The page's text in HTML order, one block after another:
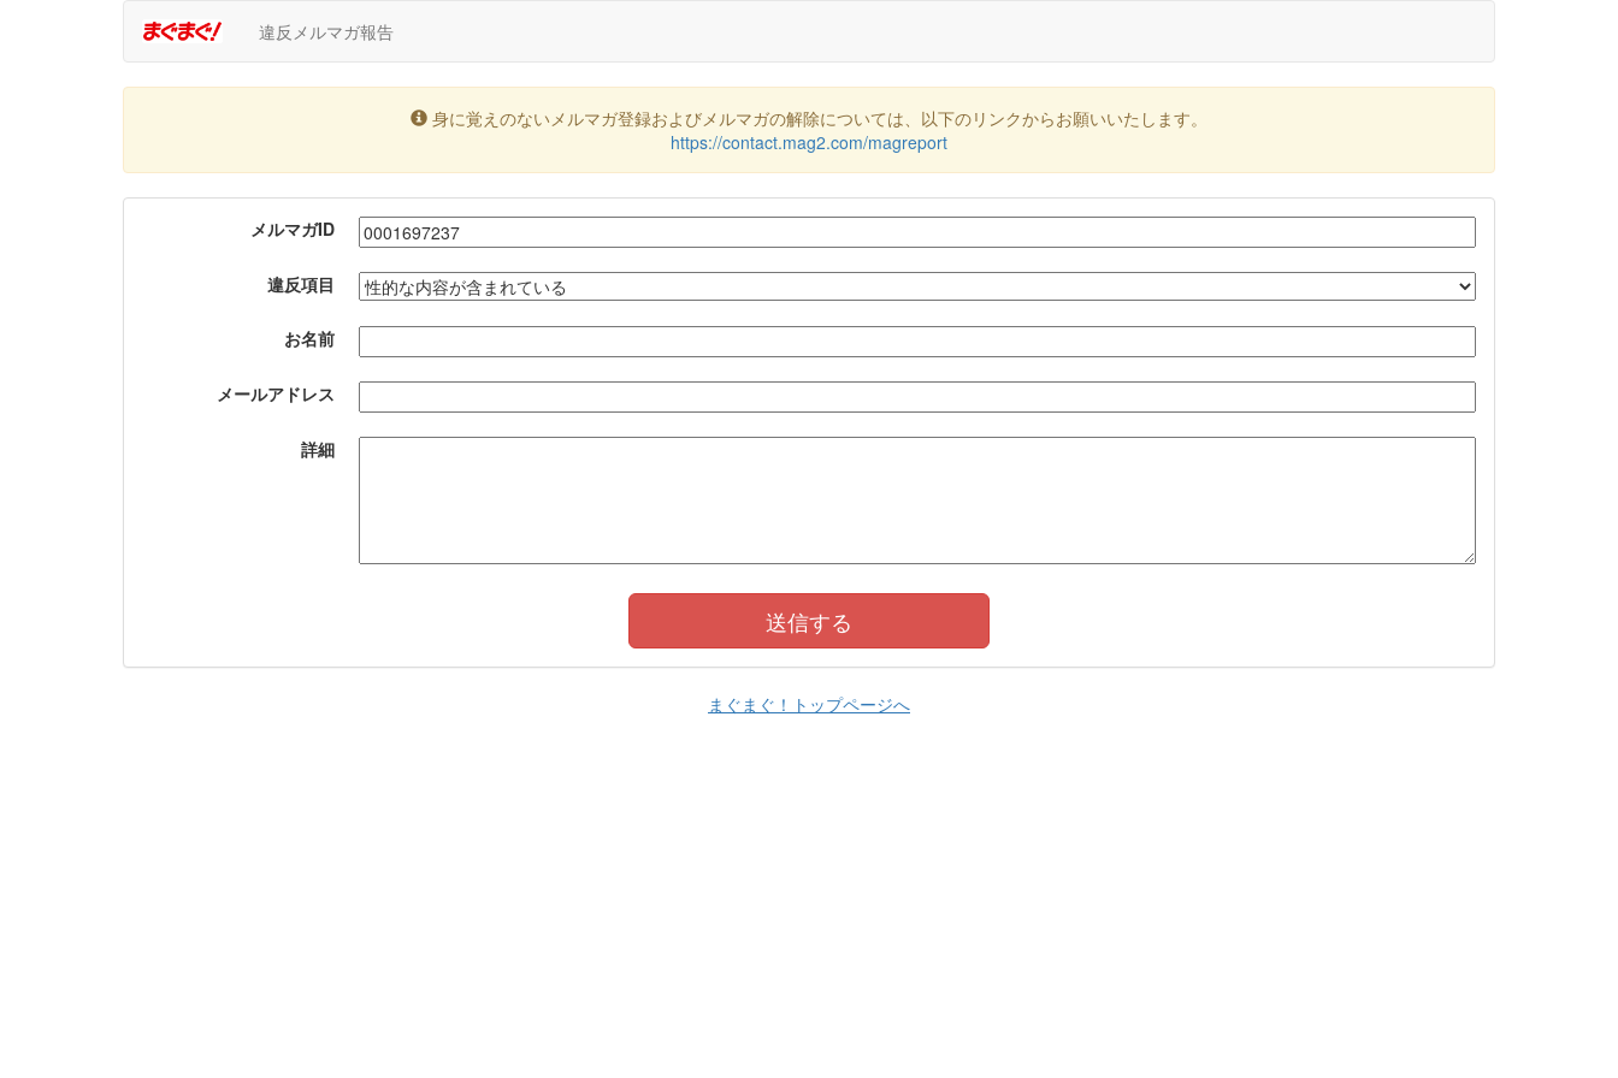
違反メルマガ報告
身に覚えのないメルマガ登録およびメルマガの解除については、以下のリンクからお願いいたします。
https://contact.mag2.com/magreport
メルマガID
違反項目
お名前
メールアドレス
詳細
まぐまぐ！トップページへ